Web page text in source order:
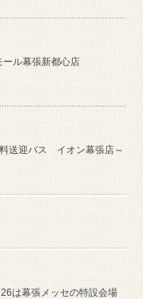
ル幕張新都心店
料送迎バス イオン幕張店～
は幕張メッセの特設会場